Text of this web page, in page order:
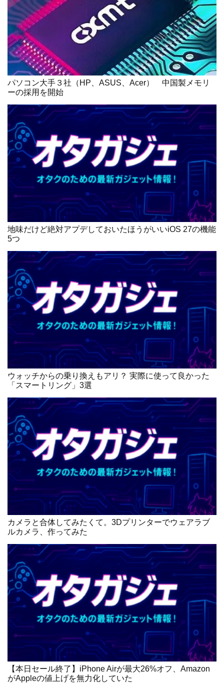
パソコン大手３社（HP、ASUS、Acer） 中国製メモリ
ーの採用を開始
地味だけど絶対アプデしておいたほうがいいiOS 27の機能
5つ
ウォッチからの乗り換えもアリ？ 実際に使って良かった
「スマートリング」3選
カメラと合体してみたくて。3Dプリンターでウェアラブ
ルカメラ、作ってみた
【本日セール終了】iPhone Airが最大26%オフ、Amazon
がAppleの値上げを無力化していた